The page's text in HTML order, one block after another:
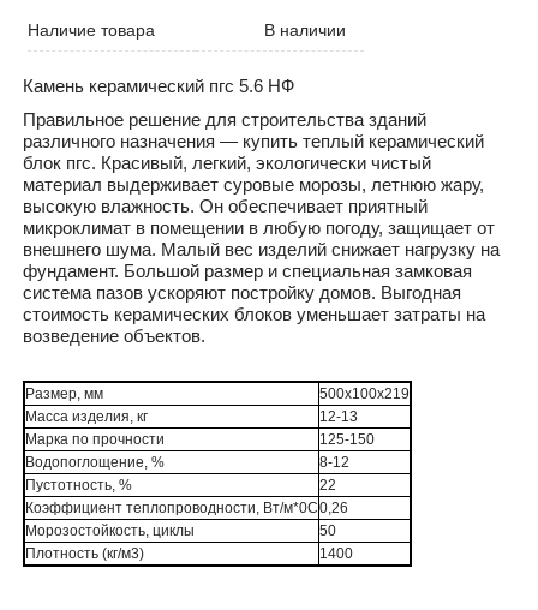
Наличие товара В наличии
Камень керамический пгс 5.6 НФ
Правильное решение для строительства зданий
различного назначения — купить теплый керамический
блок пгс. Красивый, легкий, экологически чистый
материал выдерживает суровые морозы, летнюю жару,
высокую влажность. Он обеспечивает приятный
микроклимат в помещении в любую погоду, защищает от
внешнего шума. Малый вес изделий снижает нагрузку на
фундамент. Большой размер и специальная замковая
система пазов ускоряют постройку домов. Выгодная
стоимость керамических блоков уменьшает затраты на
возведение объектов.
Размер, мм
500х100х219
Масса изделия, кг
12-13
Марка по прочности
125-150
Водопоглощение, %
8-12
Пустотность, %
22
Коэффициент теплопроводности, Вт/м*0C0,26
Морозостойкость, циклы
50
Плотность (кг/м3)
1400